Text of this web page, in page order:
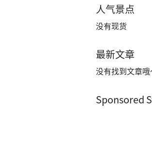
人气景点
没有现货
最新文章
没有找到文章
Sponsored